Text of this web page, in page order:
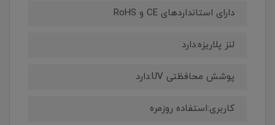
دارای استانداردهای CE و RoHS
لنز پلاریزه:دارد
پوشش محافظتی UV:دارد
کاربری:استفاده روزمره